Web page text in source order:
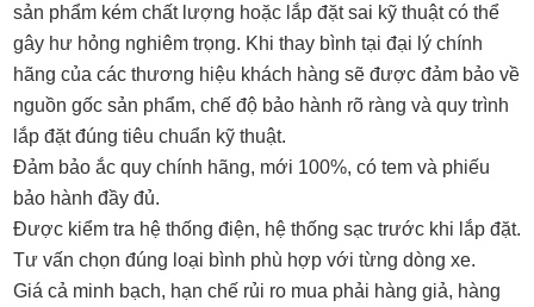
sản phẩm kém chất lượng hoặc lắp đặt sai kỹ thuật có thể
gây hư hỏng nghiêm trọng. Khi thay bình tại đại lý chính
hãng của các thương hiệu khách hàng sẽ được đảm bảo về
nguồn gốc sản phẩm, chế độ bảo hành rõ ràng và quy trình
lắp đặt đúng tiêu chuẩn kỹ thuật.
Đảm bảo ắc quy chính hãng, mới 100%, có tem và phiếu
bảo hành đầy đủ.
Được kiểm tra hệ thống điện, hệ thống sạc trước khi lắp đặt.
Tư vấn chọn đúng loại bình phù hợp với từng dòng xe.
Giá cả minh bạch, hạn chế rủi ro mua phải hàng giả, hàng